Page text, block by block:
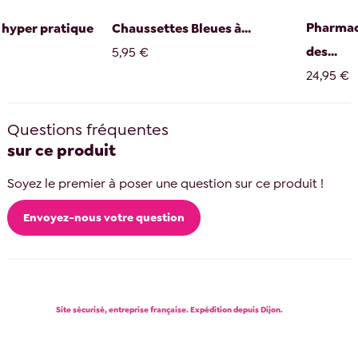
hyper pratique
Chaussettes Bleues à...
5,95 €
des...
24,95 €
Questions fréquentes
sur ce produit
Soyez le premier à poser une question sur ce produit !
Envoyez-nous votre question
Site sécurisé, entreprise française. Expédition depuis Dijon.